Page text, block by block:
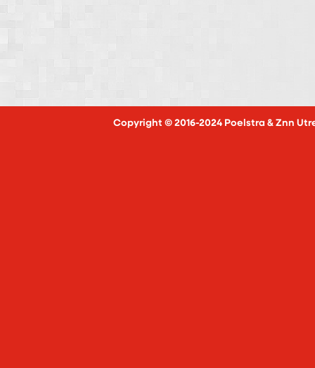
Copyright © 2016-2024 Poelstra & Znn